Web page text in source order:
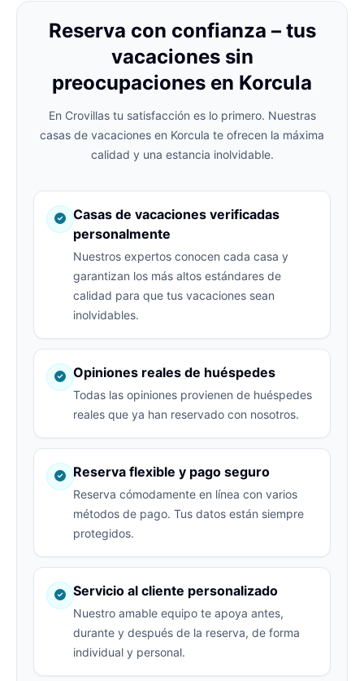
Reserva con confianza – tus
vacaciones sin
preocupaciones en Korcula
En Crovillas tu satisfacción es lo primero. Nuestras
casas de vacaciones en Korcula te ofrecen la máxima
calidad y una estancia inolvidable.
Casas de vacaciones verificadas
personalmente
Nuestros expertos conocen cada casa y
garantizan los más altos estándares de
calidad para que tus vacaciones sean
inolvidables.
Opiniones reales de huéspedes
Todas las opiniones provienen de huéspedes
reales que ya han reservado con nosotros.
Reserva flexible y pago seguro
Reserva cómodamente en línea con varios
métodos de pago. Tus datos están siempre
protegidos.
Servicio al cliente personalizado
Nuestro amable equipo te apoya antes,
durante y después de la reserva, de forma
individual y personal.